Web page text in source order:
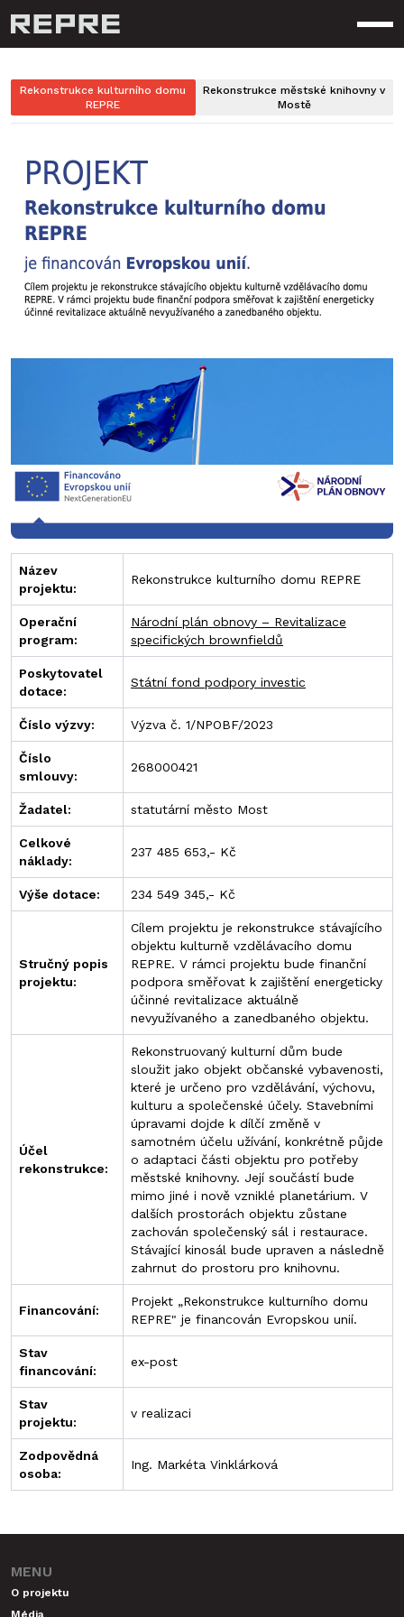
Rekonstrukce kulturního domu
REPRE
Rekonstrukce městské knihovny v
Mostě
Název
projektu:
Rekonstrukce kulturního domu REPRE
Operační
program:
Národní plán obnovy – Revitalizace
specifických brownfieldů
Poskytovatel
dotace:
Státní fond podpory investic
Číslo výzvy: Výzva č. 1/NPOBF/2023
Číslo
smlouvy:
268000421
Žadatel: statutární město Most
Celkové
náklady:
237 485 653,- Kč
Výše dotace: 234 549 345,- Kč
Stručný popis
projektu:
Cílem projektu je rekonstrukce stávajícího
objektu kulturně vzdělávacího domu
REPRE. V rámci projektu bude finanční
podpora směřovat k zajištění energeticky
účinné revitalizace aktuálně
nevyužívaného a zanedbaného objektu.
Účel
rekonstrukce:
Rekonstruovaný kulturní dům bude
sloužit jako objekt občanské vybavenosti,
které je určeno pro vzdělávání, výchovu,
kulturu a společenské účely. Stavebními
úpravami dojde k dílčí změně v
samotném účelu užívání, konkrétně půjde
o adaptaci části objektu pro potřeby
městské knihovny. Její součástí bude
mimo jiné i nově vzniklé planetárium. V
dalších prostorách objektu zůstane
zachován společenský sál i restaurace.
Stávající kinosál bude upraven a následně
zahrnut do prostoru pro knihovnu.
Financování:
Projekt „Rekonstrukce kulturního domu
REPRE" je financován Evropskou unií.
Stav
financování:
ex-post
Stav
projektu:
v realizaci
Zodpovědná
osoba:
Ing. Markéta Vinklárková
MENU
O projektu
Média